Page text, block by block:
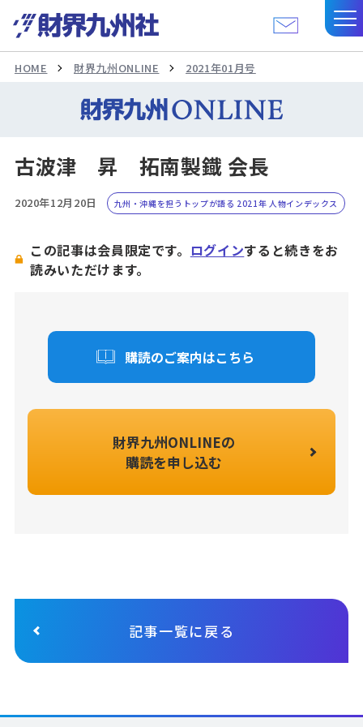
HOME 財界九州ONLINE 2021年01月号
古波津 昇 拓南製鐡 会長
2020年12月20日 九州・沖縄を担うトップが語る 2021年 人物インデックス
この記事は会員限定です。 ログインすると続きをお
読みいただけます。
購読のご案内はこちら
財界九州ONLINEの
購読を申し込む
記事一覧に戻る